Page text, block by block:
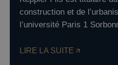
construction et de
l’université Paris 1
LIRE LA SUITE